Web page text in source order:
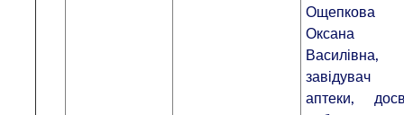
Ощепкова
Оксана
Василівна,
завідувач
аптеки,